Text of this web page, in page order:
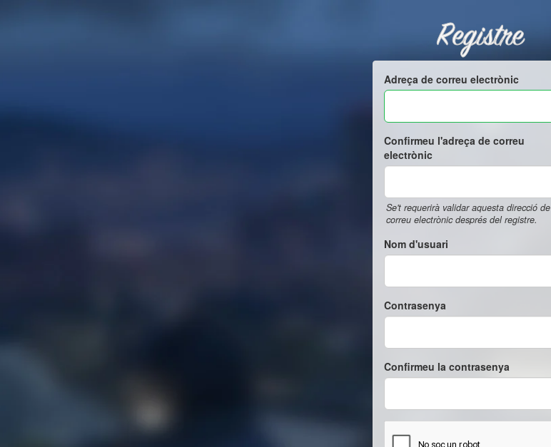
Registre
Adreça de correu electrònic
Confirmeu l'adreça de correu
electrònic
Se't requerirà validar aquesta direcció de
correu electrònic després del registre.
Nom d'usuari
Contrasenya
Confirmeu la contrasenya